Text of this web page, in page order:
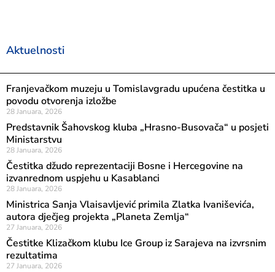
Aktuelnosti
Franjevačkom muzeju u Tomislavgradu upućena čestitka u
povodu otvorenja izložbe
28 Januara, 2026
Predstavnik Šahovskog kluba „Hrasno-Busovača“ u posjeti
Ministarstvu
28 Januara, 2026
Čestitka džudo reprezentaciji Bosne i Hercegovine na
izvanrednom uspjehu u Kasablanci
28 Januara, 2026
Ministrica Sanja Vlaisavljević primila Zlatka Ivaniševića,
autora dječjeg projekta „Planeta Zemlja“
27 Januara, 2026
Čestitke Klizačkom klubu Ice Group iz Sarajeva na izvrsnim
rezultatima
27 Januara, 2026